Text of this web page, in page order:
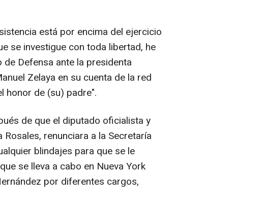
está por encima del ejercicio
se investigue con toda libertad, he
Defensa ante la presidenta
Zelaya en su cuenta de la red
honor de (su) padre".
de que el diputado oficialista y
renunciara a la Secretaría
blindajes para que se le
se lleva a cabo en Nueva York
por diferentes cargos,